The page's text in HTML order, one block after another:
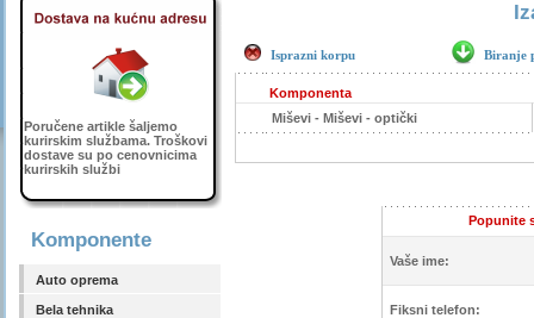
Poručene artikle šaljemo
kurirskim službama. Troškovi
dostave su po cenovnicima
kurirskih službi
Komponente
Auto oprema
Bela tehnika
Isprazni korpu Biranje
Komponenta
Miševi - Miševi - optički
Popunite
Vaše ime:
Fiksni telefon: